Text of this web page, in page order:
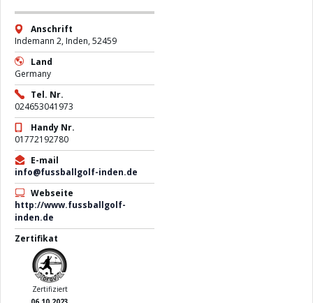
Anschrift
Indemann 2, Inden, 52459
Land
Germany
Tel. Nr.
024653041973
Handy Nr.
01772192780
E-mail
info@fussballgolf-inden.de
Webseite
http://www.fussballgolf-
inden.de
Zertifikat
Zertifiziert